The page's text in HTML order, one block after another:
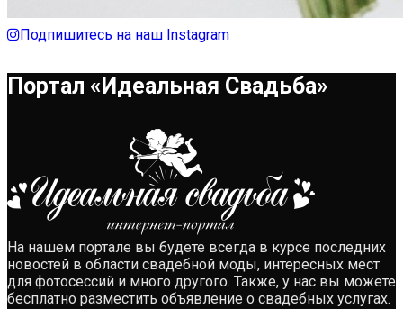
Подпишитесь на наш Instagram
Портал «Идеальная Свадьба»
На нашем портале вы будете всегда в курсе последних
новостей в области свадебной моды, интересных мест
для фотосессий и много другого. Также, у нас вы можете
бесплатно разместить объявление о свадебных услугах.